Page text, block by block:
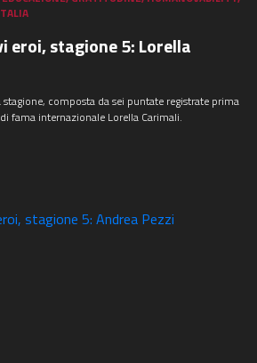
eroi, stagione 5: Lorella
composta da sei puntate registrate prima
fama internazionale Lorella Carimali.